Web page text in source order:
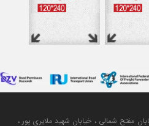
مفتح شمالی ، خیابان شهید ملایری پور ،